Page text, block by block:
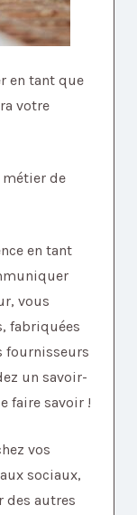
en tant que
votre
métier de
en tant
vous
fabriquées
fournisseurs
un savoir-
faire savoir !
vos
sociaux,
des autres